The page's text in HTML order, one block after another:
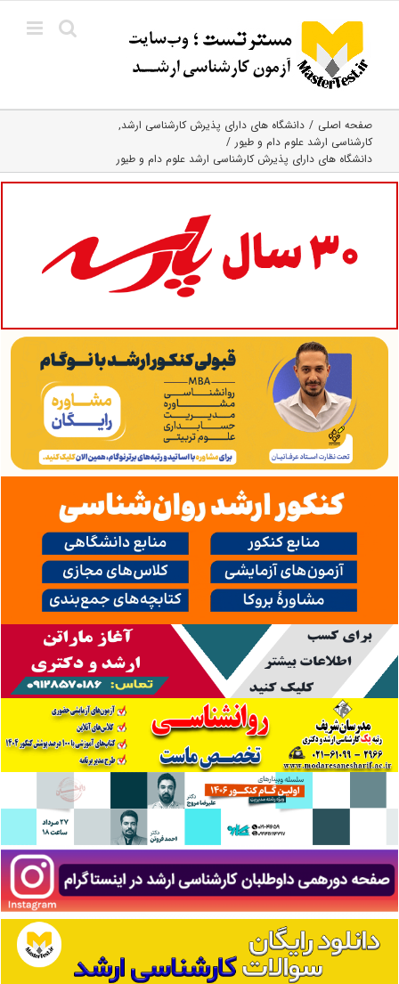
content
صفحه اصلی
دانشگاه های دارای پذیرش کارشناسی ارشد
کارشناسی ارشد علوم دام و طیور
دانشگاه های دارای پذیرش کارشناسی ارشد علوم دام و طیور